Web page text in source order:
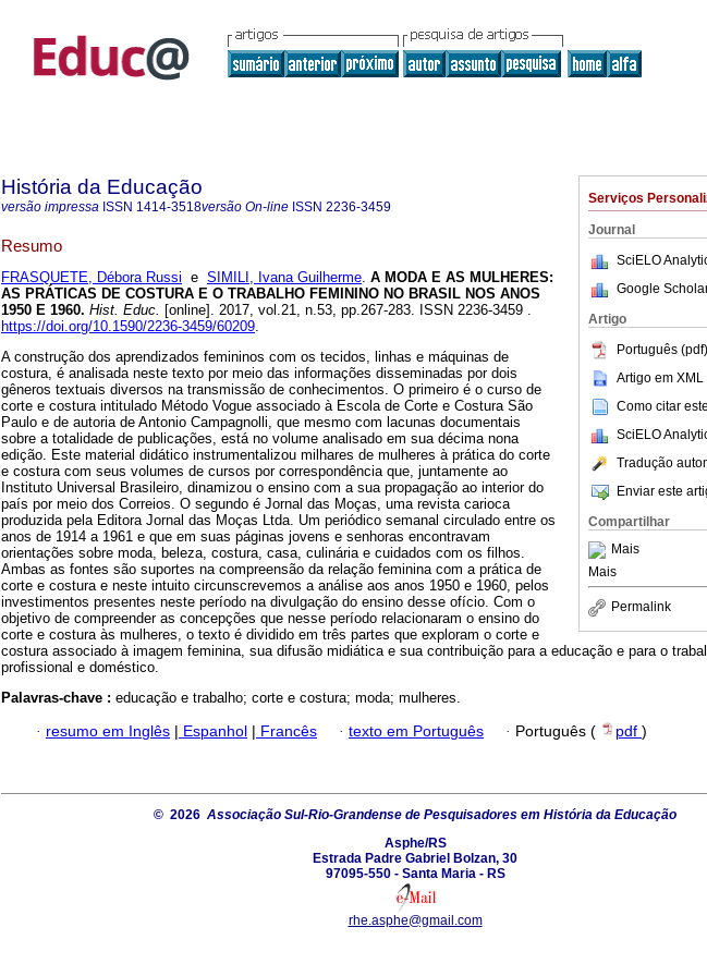
Serviços
Journal
SciELO
Google
Artigo
Português (pdf)
Artigo em XML
Como citar
SciELO
Tradução
Enviar este
Compartilhar
Mais
Mais
Permalink
História da Educação
versão impressa ISSN 1414-3518versão On-line ISSN 2236-3459
Resumo
FRASQUETE, Débora Russi e SIMILI, Ivana Guilherme. A MODA E AS MULHERES:
AS PRÁTICAS DE COSTURA E O TRABALHO FEMININO NO BRASIL NOS ANOS
1950 E 1960. Hist. Educ. [online]. 2017, vol.21, n.53, pp.267-283. ISSN 2236-3459 .
https://doi.org/10.1590/2236-3459/60209.
A construção dos aprendizados femininos com os tecidos, linhas e máquinas de
costura, é analisada neste texto por meio das informações disseminadas por dois
gêneros textuais diversos na transmissão de conhecimentos. O primeiro é o curso de
corte e costura intitulado Método Vogue associado à Escola de Corte e Costura São
Paulo e de autoria de Antonio Campagnolli, que mesmo com lacunas documentais
sobre a totalidade de publicações, está no volume analisado em sua décima nona
edição. Este material didático instrumentalizou milhares de mulheres à prática do corte
e costura com seus volumes de cursos por correspondência que, juntamente ao
Instituto Universal Brasileiro, dinamizou o ensino com a sua propagação ao interior do
país por meio dos Correios. O segundo é Jornal das Moças, uma revista carioca
produzida pela Editora Jornal das Moças Ltda. Um periódico semanal circulado entre os
anos de 1914 a 1961 e que em suas páginas jovens e senhoras encontravam
orientações sobre moda, beleza, costura, casa, culinária e cuidados com os filhos.
Ambas as fontes são suportes na compreensão da relação feminina com a prática de
corte e costura e neste intuito circunscrevemos a análise aos anos 1950 e 1960, pelos
investimentos presentes neste período na divulgação do ensino desse ofício. Com o
objetivo de compreender as concepções que nesse período relacionaram o ensino do
corte e costura às mulheres, o texto é dividido em três partes que exploram o corte e
costura associado à imagem feminina, sua difusão midiática e sua contribuição para a educação e para o
profissional e doméstico.
Palavras-chave : educação e trabalho; corte e costura; moda; mulheres.
· resumo em Inglês | Espanhol | Francês · texto em Português · Português ( pdf )
© 2026 Associação Sul-Rio-Grandense de Pesquisadores em História da Educação
Asphe/RS
Estrada Padre Gabriel Bolzan, 30
97095-550 - Santa Maria - RS
rhe.asphe@gmail.com